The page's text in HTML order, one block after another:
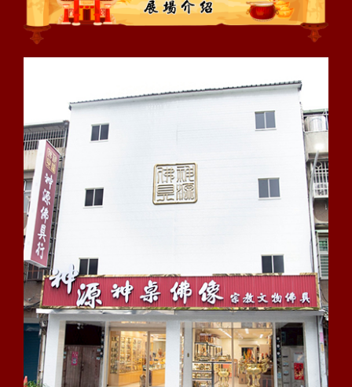
勿盜用相片.著作權法第92條:擅自以公開展
示、公開口述、公開播送、公開上映、改作、
編輯、出租之方法侵害他人之著作財產權者，
處三年以下有期徒刑、 拘役或科或併科新臺